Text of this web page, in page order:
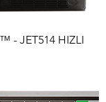
- JET514 HIZLI